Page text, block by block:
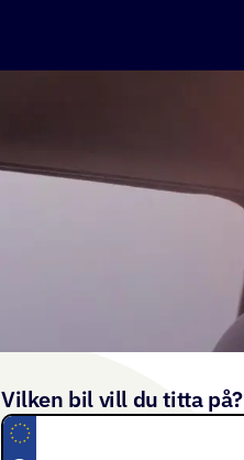
Vilken bil vill du titta på?